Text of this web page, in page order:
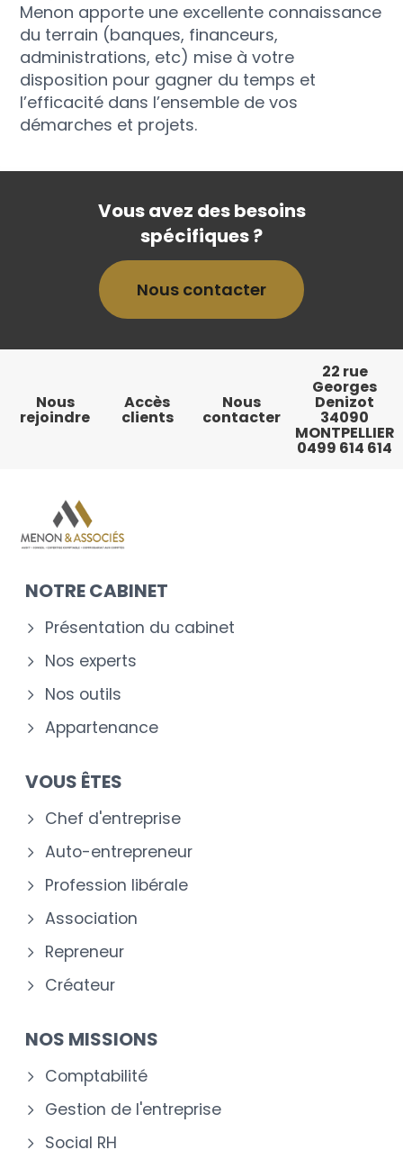
Menon apporte une excellente connaissance
du terrain (banques, financeurs,
administrations, etc) mise à votre
disposition pour gagner du temps et
l’efficacité dans l’ensemble de vos
démarches et projets.
Vous avez des besoins
spécifiques ?
Nous contacter
Nous
rejoindre
Accès
clients
Nous
contacter
22 rue
Georges
Denizot
34090
MONTPELLIER
0499 614 614
NOTRE CABINET
Présentation du cabinet
Nos experts
Nos outils
Appartenance
VOUS ÊTES
Chef d'entreprise
Auto-entrepreneur
Profession libérale
Association
Repreneur
Créateur
NOS MISSIONS
Comptabilité
Gestion de l'entreprise
Social RH